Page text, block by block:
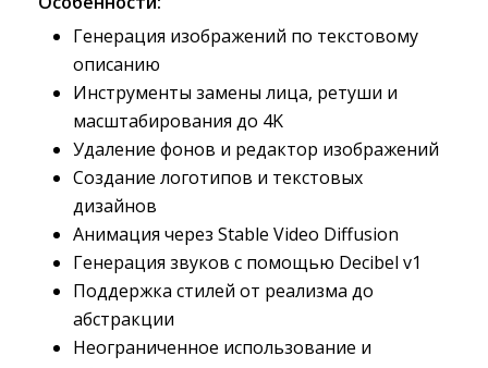
Генерация изображений по текстовому
описанию
Инструменты замены лица, ретуши и
масштабирования до 4K
Удаление фонов и редактор изображений
Создание логотипов и текстовых
дизайнов
Анимация через Stable Video Diffusion
Генерация звуков с помощью Decibel v1
Поддержка стилей от реализма до
абстракции
Неограниченное использование и